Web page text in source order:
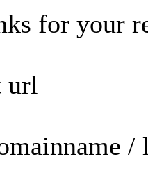
for your
url
/